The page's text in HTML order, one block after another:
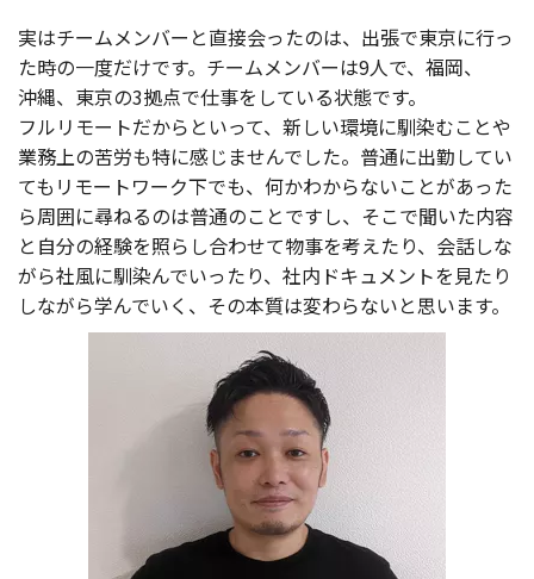
実はチームメンバー と直接会ったのは、 出張で東京に行っ
た時の一度だけです。 チームメンバーは9人で、 福岡、
沖縄、 東京の3拠点で仕事をしている状態です。
フルリモートだからといって、新しい環境に馴染むことや
業務上の苦労も特に感じませんでした。 普通に出勤してい
ても リモートワーク下でも、何かわからないことがあった
ら周囲に尋ねるのは普通のことですし、そこで聞いた内容
と 自分の経験を照らし合わせて物事を考えたり、 会話しな
がら社風に馴染んでいったり、 社内 ドキュメントを見たり
しながら学んでいく、その本質は変わらないと思います。